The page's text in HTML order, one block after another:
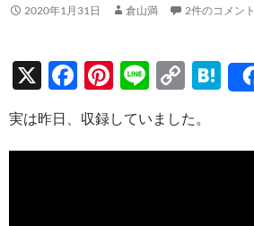
2020年1月31日 倉山満 2件のコメント
X
F
ac
e
b
Pi
nt
er
es
Li
n
e
C
o
p
y
H
n
実は昨日、収録していました。